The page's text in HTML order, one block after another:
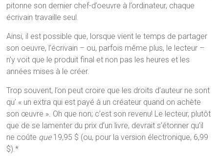
pitonne son dernier chef-d’oeuvre à l’ordinateur, chaque
écrivain travaille seul.
Ainsi, il est possible que, lorsque vient le temps de partager
son oeuvre, l’écrivain – ou, parfois même plus, le lecteur –
n’y voit que le produit final et non pas les heures et les
années mises à le créer.
Trop souvent, l’on peut croire que les droits d’auteur ne sont
qu’ « un extra qui est payé à un créateur quand on achète
son œuvre ». Oh que non; c’est son revenu! Le lecteur, plutôt
que de se lamenter du prix d’un livre, devrait s’étonner qu’il
ne coûte que19,95 $ (ou, pour la version électronique, 6,99
$).*